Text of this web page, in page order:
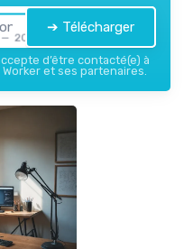
2026
➔ Télécharger
d’être contacté(e) à
et ses partenaires.